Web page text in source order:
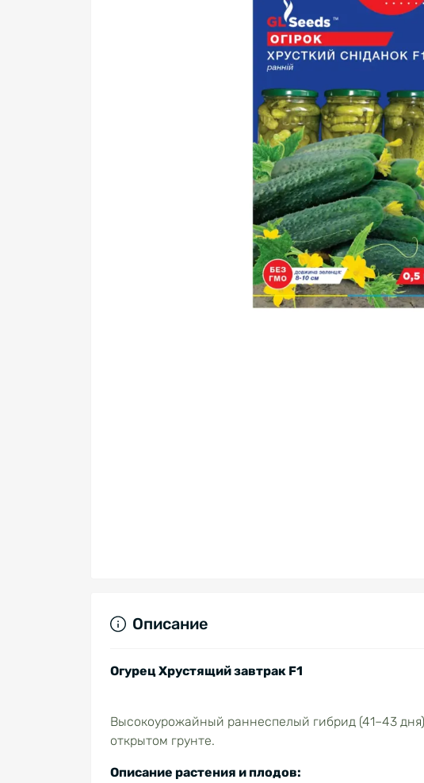
Описание
Огурец Хрустящий завтрак F1
Высокоурожайный раннеспелый гибрид (41–43
открытом грунте.
Описание растения и плодов: